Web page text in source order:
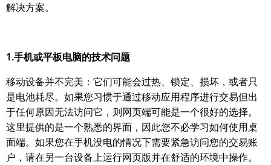
解决方案。
1.手机或平板电脑的技术问题
移动设备并不完美：它们可能会过热、锁定、损坏，或者只
是电池耗尽。如果您习惯于通过移动应用程序进行交易但出
于任何原因无法访问它，则网页端可能是一个很好的选择。
这里提供的是一个熟悉的界面，因此您不必学习如何使用桌
面端。如果您在手机没电的情况下需要紧急访问您的交易账
户，请在另一台设备上运行网页版并在舒适的环境中操作。